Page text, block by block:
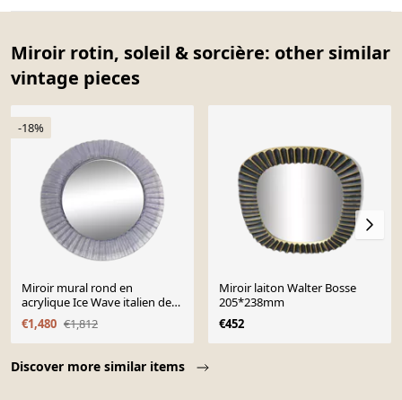
Miroir rotin, soleil & sorcière: other similar
vintage pieces
Discover more similar items
-18%
Miroir mural rond en
acrylique Ice Wave italien des
années 1970 post-moderne
des années 1980
€1,480 €1,812
Miroir laiton Walter Bosse
205*238mm
€452